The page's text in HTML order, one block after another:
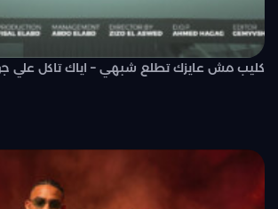
كليب مش عايزك تطلع شبهي – اياك تاكل علي